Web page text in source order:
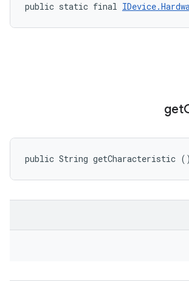
public static final
get
public String getCharacteristic ()